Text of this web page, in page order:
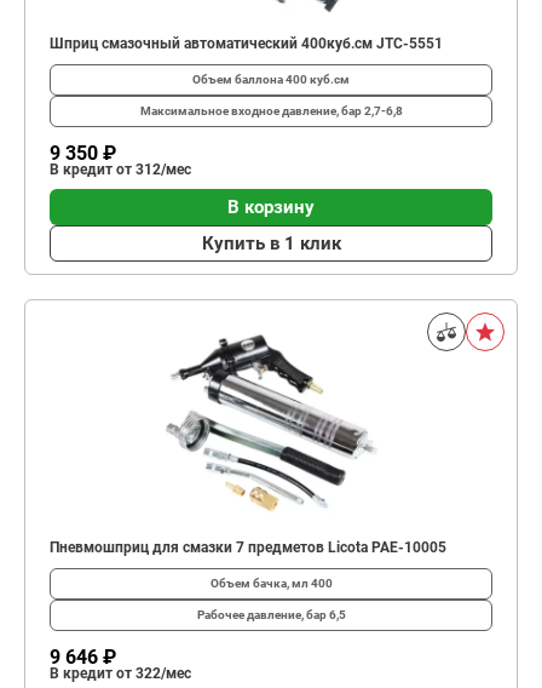
Шприц смазочный автоматический 400куб.см JTC-5551
Объем баллона400 куб.см
Максимальное входное давление, бар2,7-6,8
9 350 ₽
В кредит от 312/мес
В корзину
Купить в 1 клик
Пневмошприц для смазки 7 предметов Licota PAE-10005
Объем бачка, мл 400
Рабочее давление, бар6,5
9 646 ₽
В кредит от 322/мес